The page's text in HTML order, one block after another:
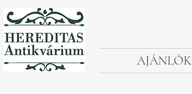
AJÁNLÓK